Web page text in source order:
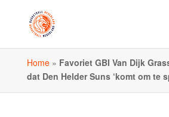
Home» Favoriet GBI Van Dijk
dat Den Helder Suns ‘komt om te